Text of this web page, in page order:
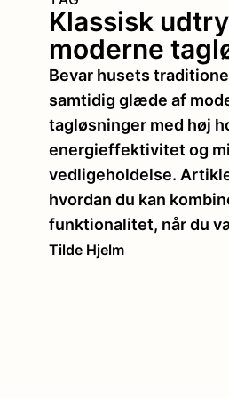
Klassisk
moderne
Bevar husets
samtidig glæde af
tagløsninger med høj
energieffektivitet og
vedligeholdelse.
hvordan du kan
funktionalitet, når du
Tilde Hjelm